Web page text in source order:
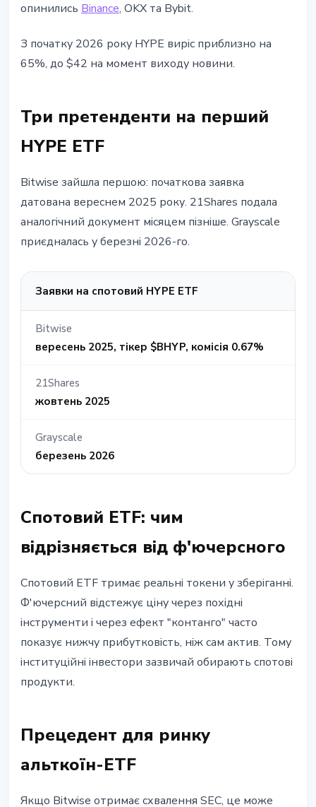
опинились Binance, OKX та Bybit.
З початку 2026 року HYPE вирiс приблизно на
65%, до $42 на момент виходу новини.
Три претенденти на перший
HYPE ETF
Bitwise зайшла першою: початкова заявка
датована вереснем 2025 року. 21Shares подала
аналогiчний документ мiсяцем пiзнiше. Grayscale
приєдналась у березнi 2026-го.
Заявки на спотовий HYPE ETF
Bitwise
вересень 2025, тiкер $BHYP, комiсiя 0.67%
21Shares
жовтень 2025
Grayscale
березень 2026
Спотовий ETF: чим
вiдрiзняється вiд ф'ючерсного
Спотовий ETF тримає реальнi токени у зберiганнi.
Ф'ючерсний вiдстежує цiну через похiднi
iнструменти i через ефект "контанго" часто
показує нижчу прибутковiсть, нiж сам актив. Тому
iнституцiйнi iнвестори зазвичай обирають спотовi
продукти.
Прецедент для ринку
альткоїн-ETF
Якщо Bitwise отримає схвалення SEC, це може